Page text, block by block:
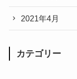
2021年4月
カテゴリー